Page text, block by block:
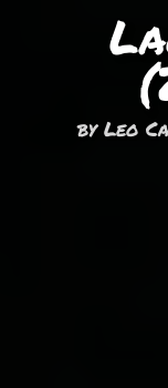
byLeo